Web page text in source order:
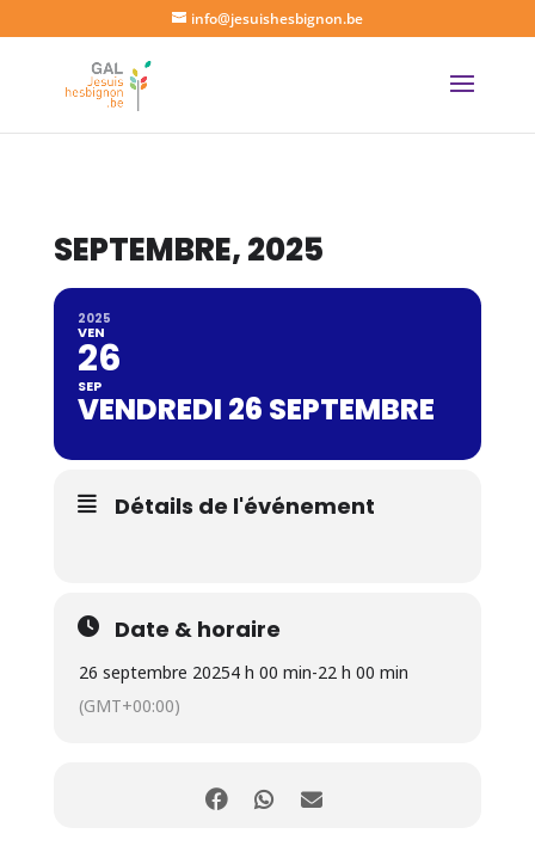
info@jesuishesbignon.be
SEPTEMBRE, 2025
2025
VEN
26
SEP
VENDREDI 26 SEPTEMBRE
Détails de l'événement
Date & horaire
26 septembre 20254 h 00 min-22 h 00 min
(GMT+00:00)